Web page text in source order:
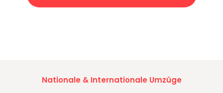
Nationale & Internationale Umzüge